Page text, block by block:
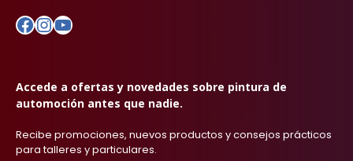
Facebook
Instagram
YouTube
Accede a ofertas y novedades sobre pintura de
automoción antes que nadie.
Recibe promociones, nuevos productos y consejos prácticos
para talleres y particulares.